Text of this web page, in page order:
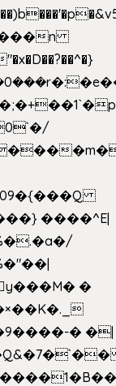
n
����^E|
�
� �|